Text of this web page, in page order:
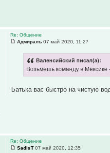
Re: Общение
Адмиралъ 07 май 2020, 11:27
Валенсийский писал(а):
Возьмешь команду в Мексике
Батька вас быстро на чистую
Re: Общение
SadisT 07 май 2020, 12:35